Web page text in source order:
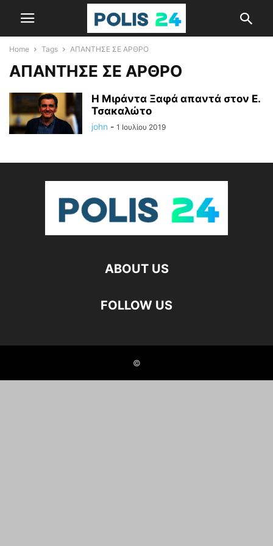
Home Tags ΑΠΑΝΤΗΣΕ ΣΕ ΑΡΘΡΟ
ΑΠΑΝΤΗΣΕ ΣΕ ΑΡΘΡΟ
H Μιράντα Ξαφά απαντά στον Ε.
Τσακαλώτο
john - 1 Ιουλίου 2019
ABOUT US
FOLLOW US
©